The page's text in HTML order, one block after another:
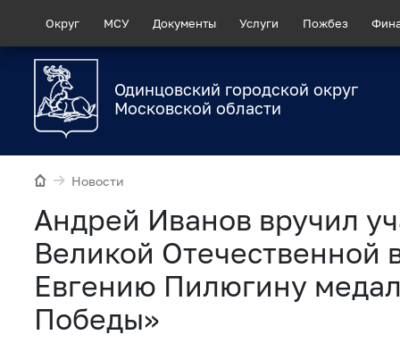
Округ МСУ Документы Услуги Пожбез
Одинцовский городской округ
Московской области
Новости
Андрей Иванов вручил
Великой Отечественной
Евгению Пилюгину
Победы»